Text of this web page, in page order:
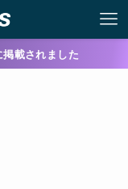
載されました